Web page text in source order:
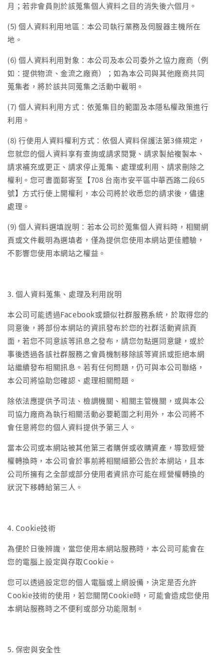
月；若非會員則於該蒐集個人資料之目的消失後六個月。
(5) 個人資料利用地區：本公司執行業務及伺服器主機所在
地。
(6) 個人資料利用對象：本公司及本公司委外之協力廠商（例
如：提供物流、金流之廠商）；如為本公司與其他廠商共同
蒐集者，將於該共同蒐集之活動中載明。
(7) 個人資料利用方式：依蒐集目的範圍及本隱私權政策進行
利用。
(8) 行使用人資料權利方式：依個人資料保護法第3條規定，
您就您的個人資料享有查詢或請求閱覽、請求製給複製本、
請求補充或更正、請求停止蒐集、處理或利用、請求刪除之
權利。您可書面郵寄至【708 台南市安平區中華西路二段65
號】方式行使上開權利，本公司將於收悉您的請求後，儘速
處理。
(9) 個人資料選填說明：若本公司於蒐集個人資料時，相關網
頁或文件載明為選填者，僅為提供您使用本網站更佳體驗，
不影響您使用本網站之權益。
3. 個人資料蒐集、處理及利用說明
本公司可能透過Facebook或類似社群服務系統，於取得您的
同意後，將部份本網站的資訊發布於您的社群活動資訊頁
面，若您不同意該等訊息之發布，請您勿點選同意鍵，或於
事後透過各該社群服務之會員機制移除該等資訊或拒絕本網
站繼續發布相關訊息。若有任何問題，仍可與本公司聯絡，
本公司將協助您確認、處理相關問題。
除依法應提供予司法、檢調機關、相關主管機關，或與本公
司協力廠商為執行相關活動必要範圍之利用外，本公司將不
會任意將您的個人資料提供予第三人。
當本公司或本網站被其他第三者購併或收購資產，導致經營
權轉換時，本公司會於事前將相關細節公告於本網站，且本
公司所擁有之全部或部分使用者資訊亦可能在經營權轉換的
狀況下移轉給第三人。
4. Cookie技術
為便於日後辨識，當您使用本網站服務時，本公司可能會在
您的電腦上設定與存取Cookie。
您可以透過設定您的個人電腦或上網設備，決定是否允許
Cookie技術的使用，若您關閉Cookie時，可能會造成您使用
本網站服務時之不便利或部分功能限制。
5. 保密與安全性